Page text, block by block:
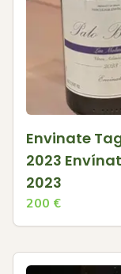
Envinate
2023
2023
200 €